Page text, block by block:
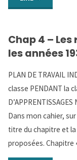
violence
les
régimes
Chap 4 –
les années
PLAN DE TRAVAIL
classe PENDANT la
Dans mon cahier,
titre du chapitre et
proposées. Chapitre